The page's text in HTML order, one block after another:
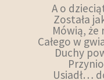
A o
Została
Mówią,
Całego w
Duchy
Usiadł…